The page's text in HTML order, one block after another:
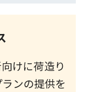
けに荷造り
ンの提供を